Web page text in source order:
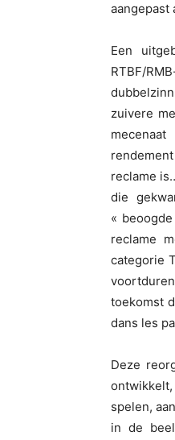
aangepast
Een
RTBF/
zuivere
reclame
die
«
reclame
categorie
toekomst
dans les
Deze
ontwikkelt,
spelen,
in de